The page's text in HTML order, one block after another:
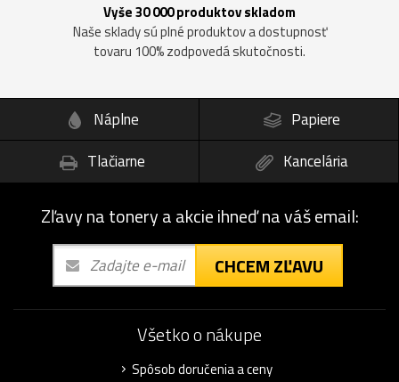
Vyše 30 000 produktov skladom
Naše sklady sú plné produktov a dostupnosť
tovaru 100% zodpovedá skutočnosti.
Náplne
Papiere
Tlačiarne
Kancelária
Zľavy na tonery a akcie ihneď na váš email:
CHCEM ZĽAVU
Všetko o nákupe
Spôsob doručenia a ceny